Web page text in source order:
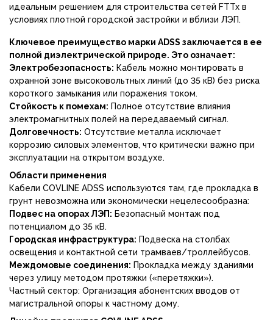
идеальным решением для строительства сетей FTTx в
условиях плотной городской застройки и вблизи ЛЭП.
Ключевое преимущество марки ADSS заключается в ее
полной диэлектрической природе. Это означает:
Электробезопасность: Кабель можно монтировать в
охранной зоне высоковольтных линий (до 35 кВ) без риска
короткого замыкания или поражения током.
Стойкость к помехам: Полное отсутствие влияния
электромагнитных полей на передаваемый сигнал.
Долговечность: Отсутствие металла исключает
коррозию силовых элементов, что критически важно при
эксплуатации на открытом воздухе.
Области применения
Кабели COVLINE ADSS используются там, где прокладка в
грунт невозможна или экономически нецелесообразна:
Подвес на опорах ЛЭП: Безопасный монтаж под
потенциалом до 35 кВ.
Городская инфраструктура: Подвеска на столбах
освещения и контактной сети трамваев/троллейбусов.
Междомовые соединения: Прокладка между зданиями
через улицу методом протяжки («перетяжки»).
Частный сектор: Организация абонентских вводов от
магистральной опоры к частному дому.